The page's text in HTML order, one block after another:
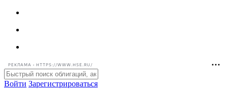
РЕКЛАМА • HTTPS://WWW.HSE.RU/